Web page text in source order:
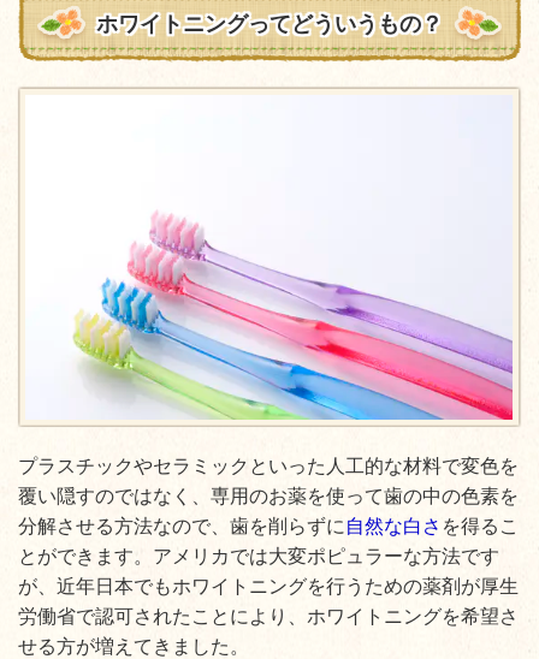
ホワイトニングってどういうもの？
プラスチックやセラミックといった人工的な材料で変色を
覆い隠すのではなく、専用のお薬を使って歯の中の色素を
分解させる方法なので、歯を削らずに 自然な白さ を得るこ
とができます。アメリカでは大変ポピュラーな方法です
が、近年日本でもホワイトニングを行うための薬剤が厚生
労働省で認可されたことにより、ホワイトニングを希望さ
せる方が増えてきました。